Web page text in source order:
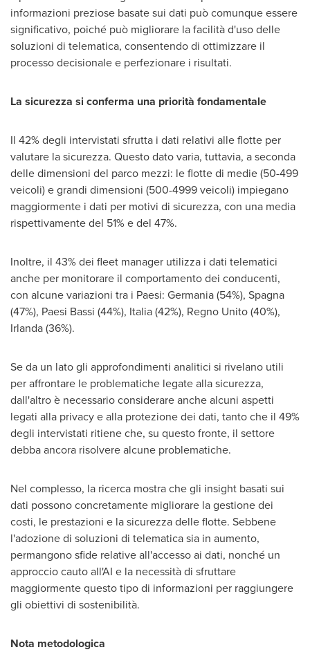
informazioni preziose basate sui dati può comunque essere
significativo, poiché può migliorare la facilità d'uso delle
soluzioni di telematica, consentendo di ottimizzare il
processo decisionale e perfezionare i risultati.
La sicurezza si conferma una priorità fondamentale
Il 42% degli intervistati sfrutta i dati relativi alle flotte per
valutare la sicurezza. Questo dato varia, tuttavia, a seconda
delle dimensioni del parco mezzi: le flotte di medie (50-499
veicoli) e grandi dimensioni (500-4999 veicoli) impiegano
maggiormente i dati per motivi di sicurezza, con una media
rispettivamente del 51% e del 47%.
Inoltre, il 43% dei fleet manager utilizza i dati telematici
anche per monitorare il comportamento dei conducenti,
con alcune variazioni tra i Paesi: Germania (54%), Spagna
(47%), Paesi Bassi (44%), Italia (42%), Regno Unito (40%),
Irlanda (36%).
Se da un lato gli approfondimenti analitici si rivelano utili
per affrontare le problematiche legate alla sicurezza,
dall'altro è necessario considerare anche alcuni aspetti
legati alla privacy e alla protezione dei dati, tanto che il 49%
degli intervistati ritiene che, su questo fronte, il settore
debba ancora risolvere alcune problematiche.
Nel complesso, la ricerca mostra che gli insight basati sui
dati possono concretamente migliorare la gestione dei
costi, le prestazioni e la sicurezza delle flotte. Sebbene
l'adozione di soluzioni di telematica sia in aumento,
permangono sfide relative all'accesso ai dati, nonché un
approccio cauto all'AI e la necessità di sfruttare
maggiormente questo tipo di informazioni per raggiungere
gli obiettivi di sostenibilità.
Nota metodologica